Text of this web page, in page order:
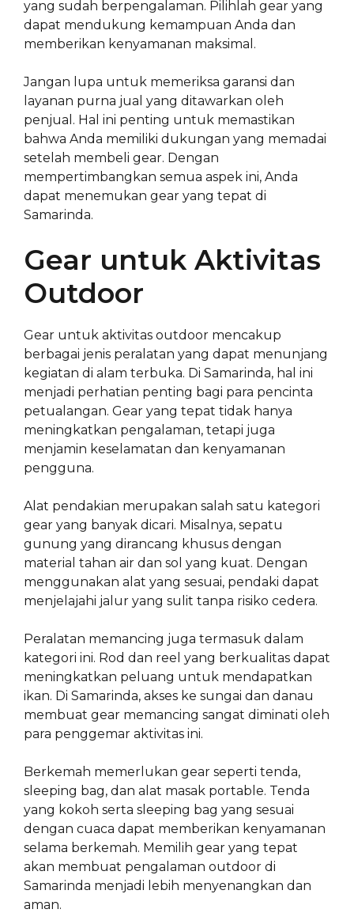
yang sudah berpengalaman. Pilihlah gear yang
dapat mendukung kemampuan Anda dan
memberikan kenyamanan maksimal.
Jangan lupa untuk memeriksa garansi dan
layanan purna jual yang ditawarkan oleh
penjual. Hal ini penting untuk memastikan
bahwa Anda memiliki dukungan yang memadai
setelah membeli gear. Dengan
mempertimbangkan semua aspek ini, Anda
dapat menemukan gear yang tepat di
Samarinda.
Gear untuk Aktivitas
Outdoor
Gear untuk aktivitas outdoor mencakup
berbagai jenis peralatan yang dapat menunjang
kegiatan di alam terbuka. Di Samarinda, hal ini
menjadi perhatian penting bagi para pencinta
petualangan. Gear yang tepat tidak hanya
meningkatkan pengalaman, tetapi juga
menjamin keselamatan dan kenyamanan
pengguna.
Alat pendakian merupakan salah satu kategori
gear yang banyak dicari. Misalnya, sepatu
gunung yang dirancang khusus dengan
material tahan air dan sol yang kuat. Dengan
menggunakan alat yang sesuai, pendaki dapat
menjelajahi jalur yang sulit tanpa risiko cedera.
Peralatan memancing juga termasuk dalam
kategori ini. Rod dan reel yang berkualitas dapat
meningkatkan peluang untuk mendapatkan
ikan. Di Samarinda, akses ke sungai dan danau
membuat gear memancing sangat diminati oleh
para penggemar aktivitas ini.
Berkemah memerlukan gear seperti tenda,
sleeping bag, dan alat masak portable. Tenda
yang kokoh serta sleeping bag yang sesuai
dengan cuaca dapat memberikan kenyamanan
selama berkemah. Memilih gear yang tepat
akan membuat pengalaman outdoor di
Samarinda menjadi lebih menyenangkan dan
aman.